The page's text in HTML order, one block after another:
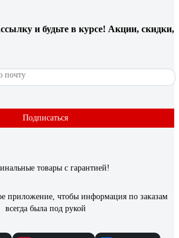
и будьте в курсе! Акции, скидки,
Подписаться
товары с гарантией!
приложение, чтобы информация по заказам
всегда была под рукой